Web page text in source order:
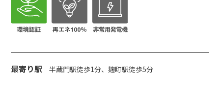
最寄り駅 半蔵門駅徒歩1分、麹町駅徒歩5分